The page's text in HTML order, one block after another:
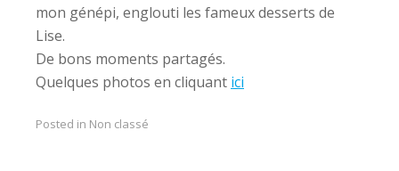
mon génépi, englouti les fameux desserts de
Lise.
De bons moments partagés.
Quelques photos en cliquant ici
Posted in Non classé